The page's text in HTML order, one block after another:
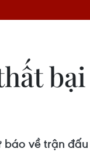
về trận